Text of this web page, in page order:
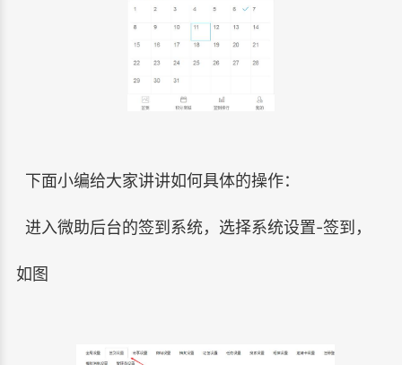
下面小编给大家讲讲如何具体的操作：
进入微助后台的签到系统，选择系统设置-签到，
如图